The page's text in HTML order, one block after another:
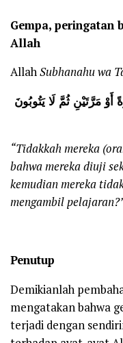
Gempa, peringatan
Allah
AllahSubhanahu wa
مَرَّتَيْنِ ثُمَّ لَا يَتُوبُونَ
“Tidakkah mereka
bahwa mereka diuji
kemudian mereka
mengambil
Penutup
Demikianlah
mengatakan bahwa
terjadi dengan